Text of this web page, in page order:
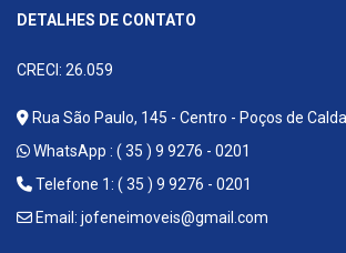
DETALHES DE CONTATO
CRECI: 26.059
Rua São Paulo, 145 - Centro - Poços de
WhatsApp : ( 35 ) 9 9276 - 0201
Telefone 1: ( 35 ) 9 9276 - 0201
Email: jofeneimoveis@gmail.com